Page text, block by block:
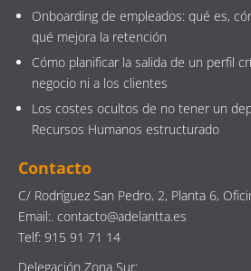
Onboarding de empleados: qué es,
qué mejora la retención
Cómo planificar la salida de un perfil
negocio ni a los clientes
Los costes ocultos de no tener un
Recursos Humanos estructurado
Contacto
C/ Rodríguez San Pedro, 2, Planta 6,
Email:. contacto@adelantta.es
Telf: 915 91 71 14
Delegación Zona Sur: